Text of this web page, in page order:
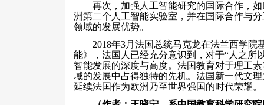
再次，加强人工智能研究的国际合作，如
洲第二个人工智能实验室，并在国际合作与
领域的发展优势。
2018年3月法国总统马克龙在法兰西学院
能》，法国人已经充分意识到，对于“人之所
智能发展的深度与高度。法国教育对于理工
域的发展中占得独特的先机。法国新一代文
延续法国作为欧洲乃至世界强国的时代荣耀。